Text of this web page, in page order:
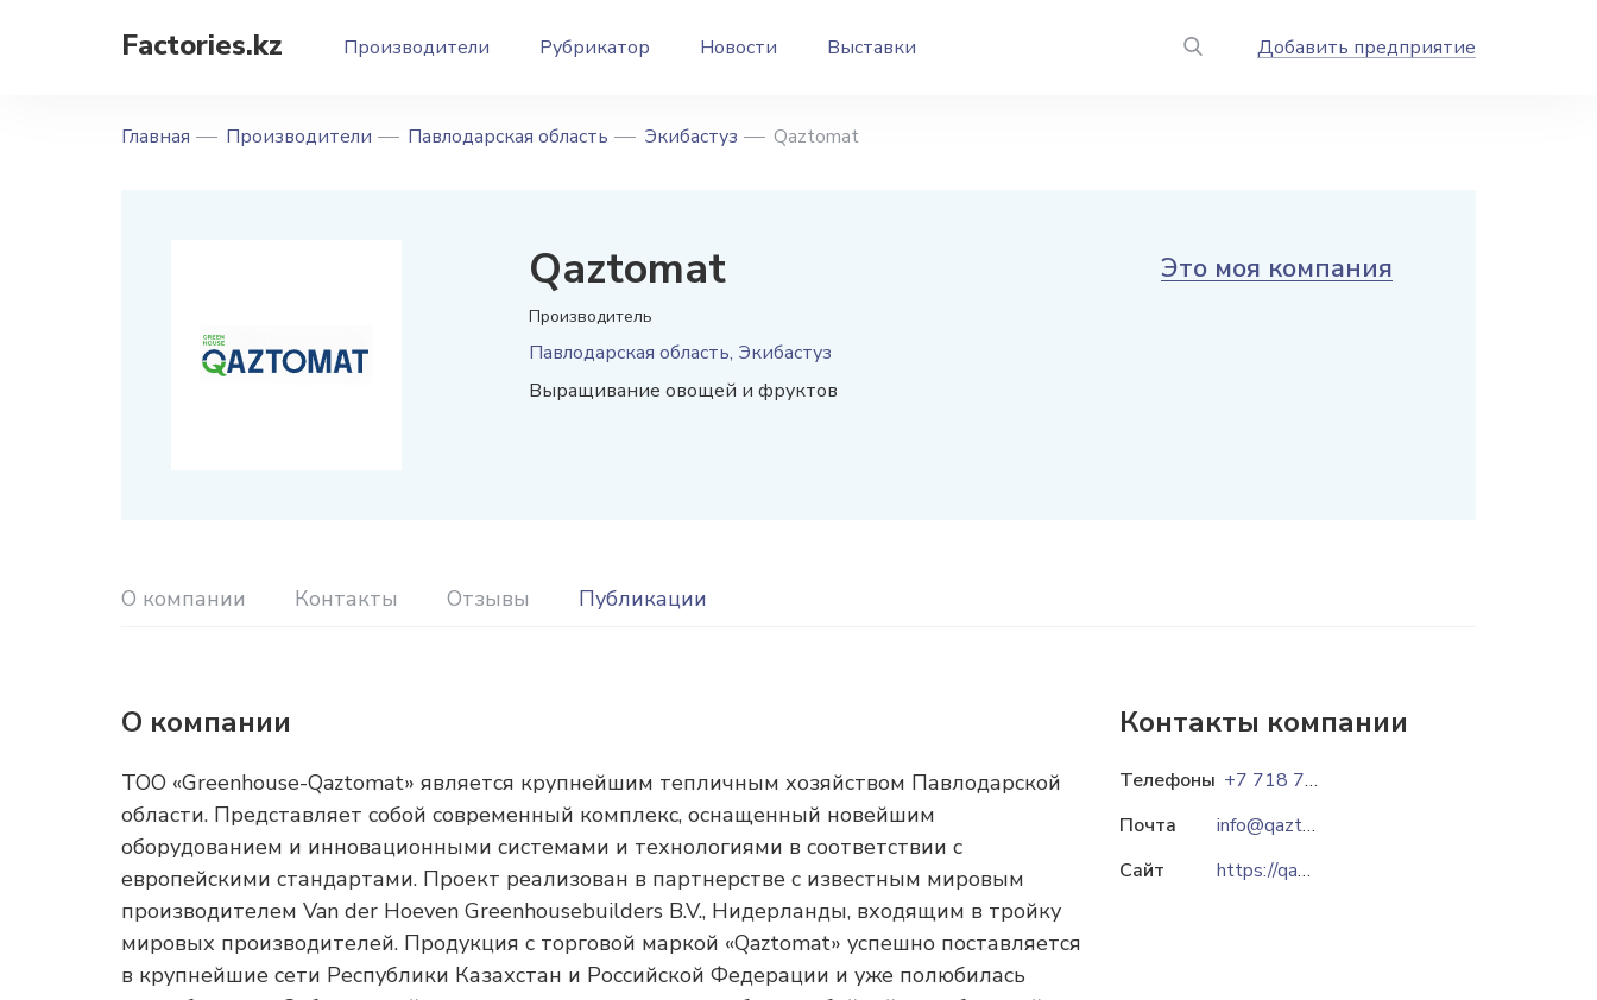
Factories.kz Производители Рубрикатор Новости Выставки Добавить предприятие
Главная Производители Павлодарская область Экибастуз Qaztomat
Qaztomat
Производитель
Павлодарская область, Экибастуз
Выращивание овощей и фруктов
Это моя компания
О компании Контакты Отзывы Публикации
О компании
ТОО «Greenhouse-Qaztomat» является крупнейшим тепличным хозяйством Павлодарской
области. Представляет собой современный комплекс, оснащенный новейшим
оборудованием и инновационными системами и технологиями в соответствии с
европейскими стандартами. Проект реализован в партнерстве с известным мировым
производителем Van der Hoeven Greenhousebuilders B.V., Нидерланды, входящим в тройку
мировых производителей. Продукция с торговой маркой «Qaztomat» успешно поставляется
в крупнейшие сети Республики Казахстан и Российской Федерации и уже полюбилась
Контакты компании
Телефоны
+7 718 727-86-80
Почта
info@qaztomat.kz
Сайт
https://qaztomat.kz